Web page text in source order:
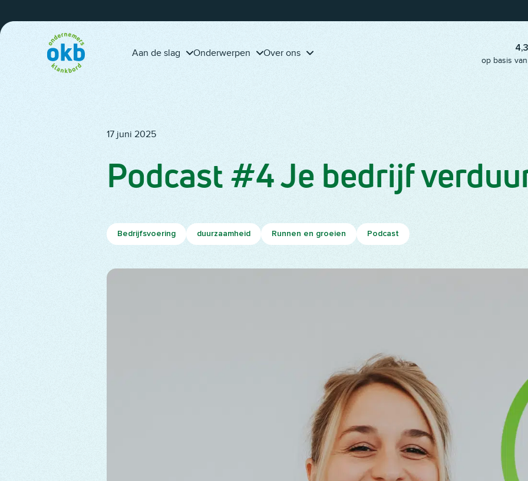
Aan de slag Onderwerpen
adviseur Piet Fleuren
klantreis-template erbij
Over ons
4,3
op basis
17 juni 2025
Podcast #4 Je bedrijf
Bedrijfsvoering duurzaamheid Runnen en groeien Podcast